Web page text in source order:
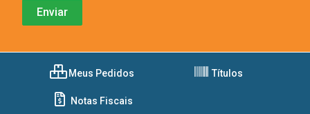
Meus Pedidos Títulos
Notas Fiscais